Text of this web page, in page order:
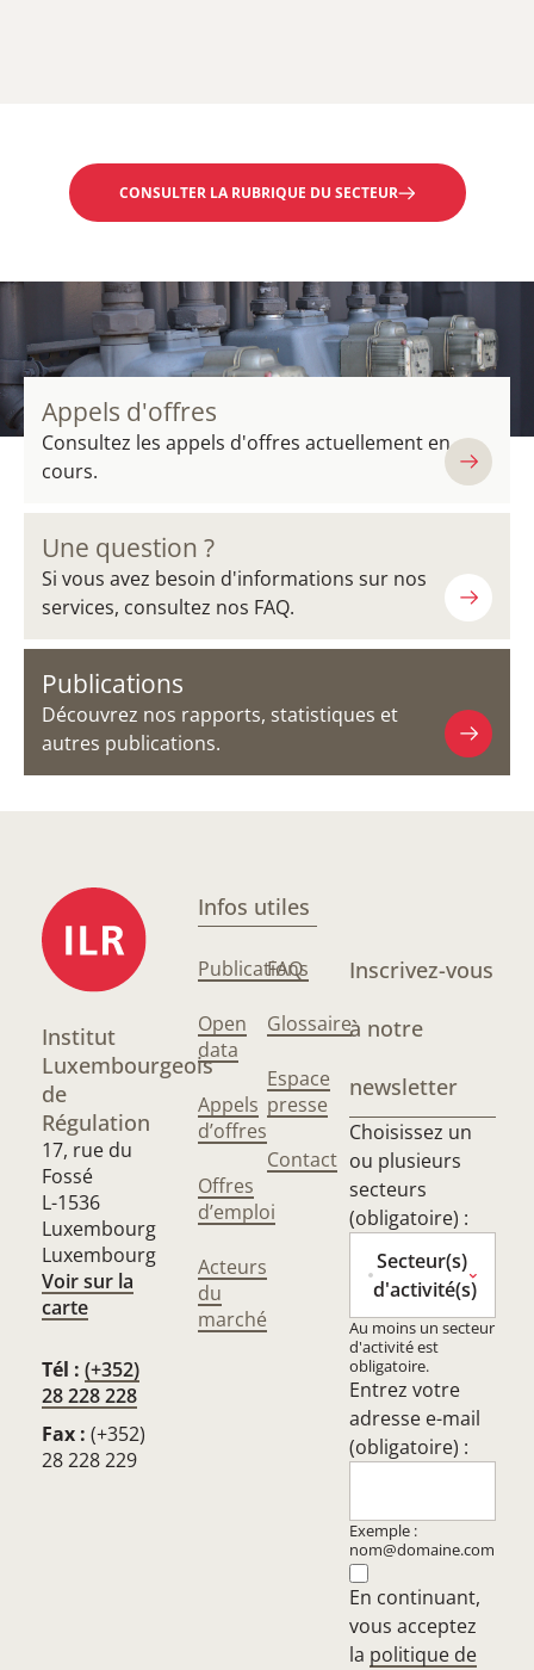
CONSULTER LA RUBRIQUE DU SECTEUR
Appels d'offres
Consultez les appels d'offres actuellement en
cours.
Une question ?
Si vous avez besoin d'informations sur nos
services, consultez nos FAQ.
Publications
Découvrez nos rapports, statistiques et
autres publications.
Institut
Luxembourgeois
de
Régulation
17, rue du
Fossé
L-1536
Luxembourg
Luxembourg
Voir sur la
carte
Tél : (+352)
28 228 228
Fax : (+352)
28 228 229
Infos utiles
Publications
Open
data
Appels
d’offres
Offres
d’emploi
Acteurs
du
marché
FAQ
Glossaire
Espace
presse
Contact
Inscrivez-vous
à notre
newsletter
Choisissez un
ou plusieurs
secteurs
(obligatoire) :
Secteur(s)
d'activité(s)
Au moins un secteur
d'activité est
obligatoire.
Entrez votre
adresse e-mail
(obligatoire) :
Exemple :
nom@domaine.com
En continuant,
vous acceptez
la politique de